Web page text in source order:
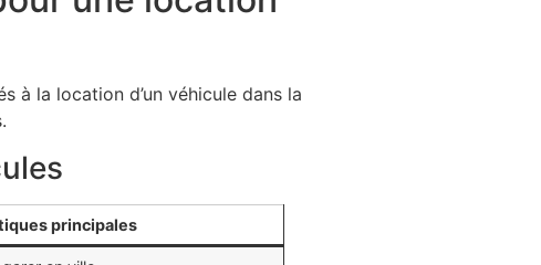
à la location d’un véhicule dans la
principales